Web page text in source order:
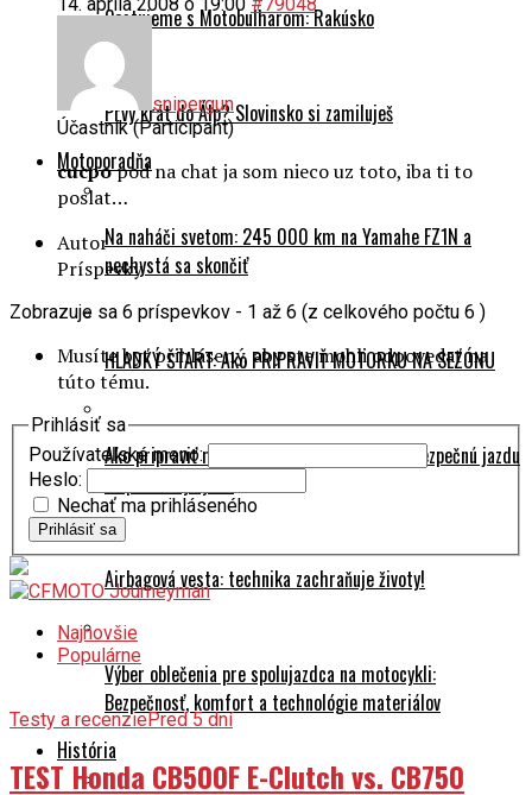
Prvý krát do Álp? Slovinsko si zamiluješ
Motoporadňa
Na naháči svetom: 245 000 km na Yamahe FZ1N a
nechystá sa skončiť
HLADKÝ ŠTART: Ako PRIPRAVIŤ MOTORKU NA SEZÓNU
Ako pripraviť motorku na sezónu: rady pre bezpečnú jazdu
a spoľahlivý výkon
Airbagová vesta: technika zachraňuje životy!
Výber oblečenia pre spolujazdca na motocykli:
Bezpečnosť, komfort a technológie materiálov
História
Ducati SUPERMONO – Legendárny jednorožec
Účastník (Participant)
cucpopod na chat ja som nieco uz toto, iba ti to
poslat…
Autor
Príspevky
Zobrazuje sa 6 príspevkov - 1 až 6 (z celkového počtu 6 )
Musíte byť prihlásený, aby ste mohli odpovedať na
Prihlásiť sa
Používateľské meno:
Heslo:
Nechať ma prihláseného
Prihlásiť sa
Najnovšie
Testy a recenziePred 5 dní
TEST Honda CB500F E-Clutch vs. CB750
Hornet E-Clutch: Pre koho má zmysel